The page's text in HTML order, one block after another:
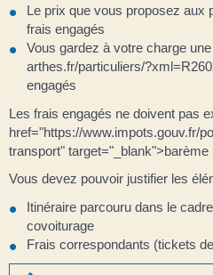
Le prix que vous proposez aux
frais engagés
Vous gardez à votre charge
arthes.fr/particuliers/
engagés
Les frais engagés ne doivent pas
href="https://www.impots.gouv.fr/
transport"
Vous devez pouvoir justifier les
Itinéraire parcouru dans le
covoiturage
Frais correspondants (tickets